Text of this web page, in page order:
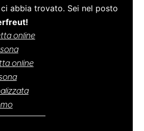
abbia trovato. Sei nel posto
online
online